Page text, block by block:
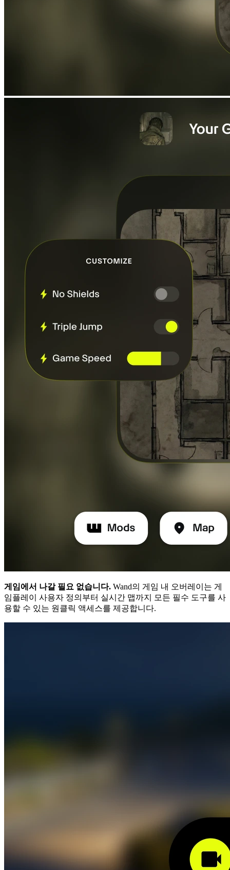
게임에서 나갈 필요 없습니다. Wand의 게임 내 오버레이는 게
임플레이 사용자 정의부터 실시간 맵까지 모든 필수 도구를 사
용할 수 있는 원클릭 액세스를 제공합니다.